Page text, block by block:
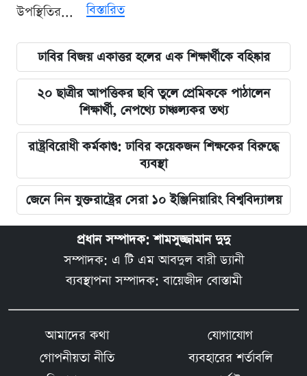
উপস্থিতির...
বিস্তারিত
ঢাবির বিজয় একাত্তর হলের এক শিক্ষার্থীকে বহিষ্কার
২০ ছাত্রীর আপত্তিকর ছবি তুলে প্রেমিককে পাঠালেন
শিক্ষার্থী, নেপথ্যে চাঞ্চল্যকর তথ্য
রাষ্ট্রবিরোধী কর্মকাণ্ড: ঢাবির কয়েকজন শিক্ষকের বিরুদ্ধে
ব্যবস্থা
জেনে নিন যুক্তরাষ্ট্রের সেরা ১০ ইঞ্জিনিয়ারিং বিশ্ববিদ্যালয়
প্রধান সম্পাদক: শামসুজ্জামান দুদু
সম্পাদক: এ টি এম আবদুল বারী ড্যানী
ব্যবস্থাপনা সম্পাদক: বায়েজীদ বোস্তামী
আমাদের কথা
যোগাযোগ
গোপনীয়তা নীতি
ব্যবহারের শর্তাবলি